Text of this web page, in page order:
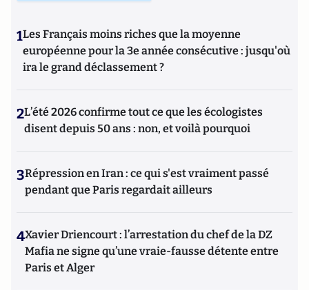
1Les Français moins riches que la moyenne
européenne pour la 3e année consécutive : jusqu'où
ira le grand déclassement ?
2L’été 2026 confirme tout ce que les écologistes
disent depuis 50 ans : non, et voilà pourquoi
3Répression en Iran : ce qui s'est vraiment passé
pendant que Paris regardait ailleurs
4Xavier Driencourt : l’arrestation du chef de la DZ
Mafia ne signe qu’une vraie-fausse détente entre
Paris et Alger